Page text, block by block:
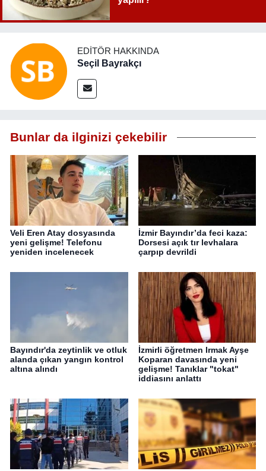
EDITÖR HAKKINDA
Seçil Bayrakçı
Bunlar da ilginizi çekebilir
Veli Eren Atay dosyasında
yeni gelişme! Telefonu
yeniden incelenecek
İzmir Bayındır’da feci kaza:
Dorsesi açık tır levhalara
çarpıp devrildi
Bayındır'da zeytinlik ve otluk
alanda çıkan yangın kontrol
altına alındı
İzmirli öğretmen Irmak Ayşe
Koparan davasında yeni
gelişme! Tanıklar "tokat"
iddiasını anlattı